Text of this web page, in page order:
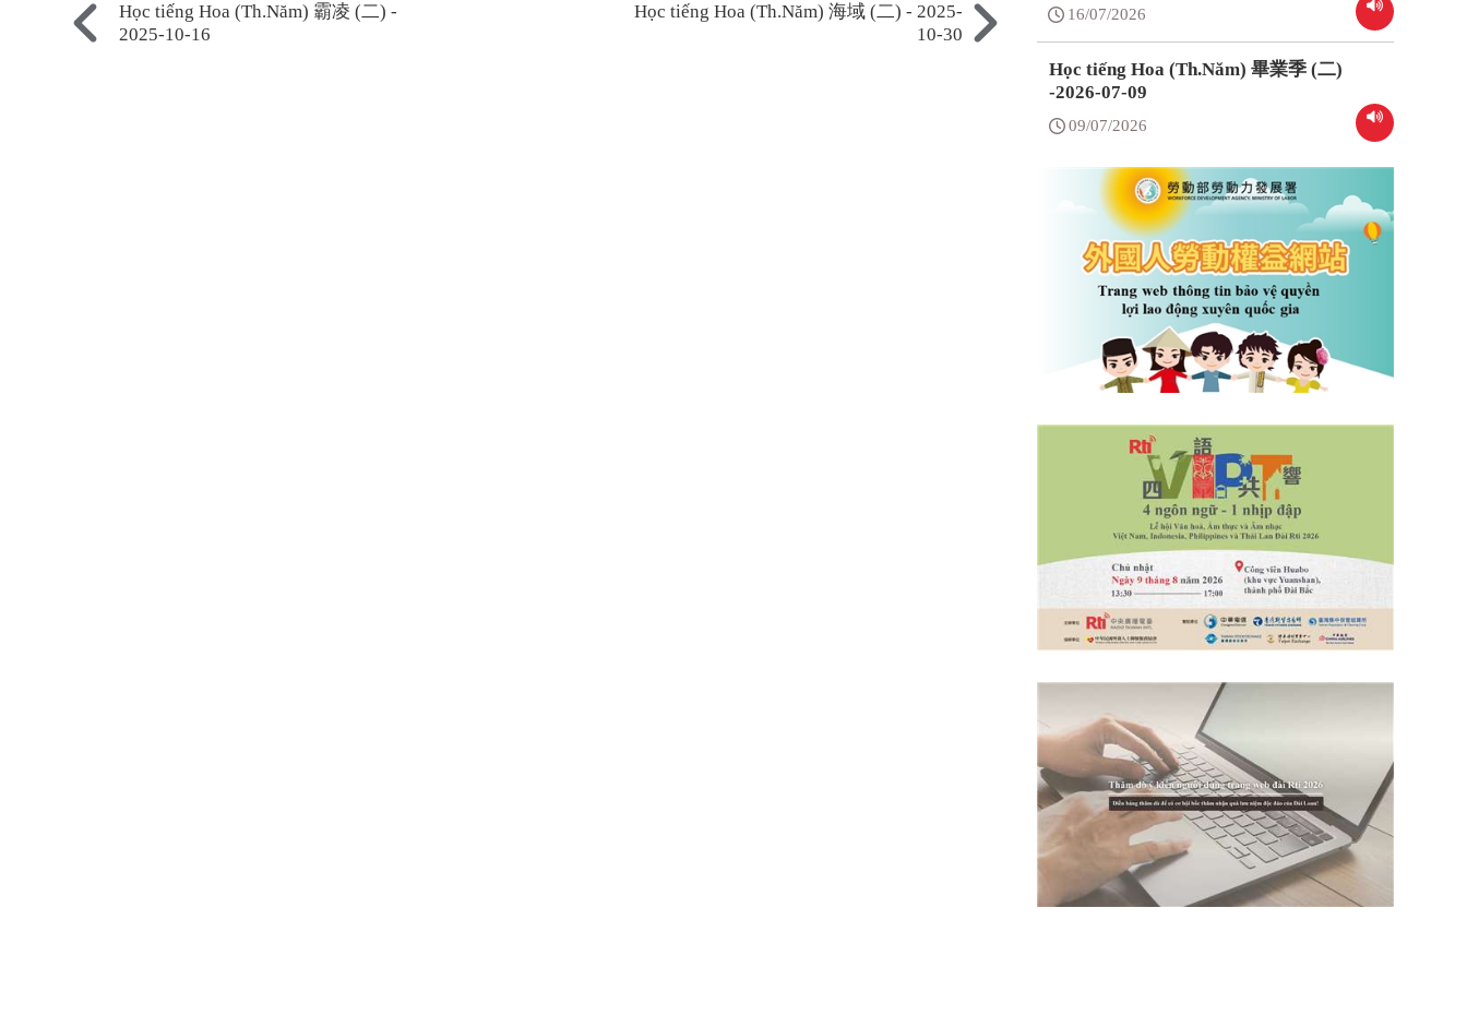
Học tiếng Hoa (Th.Năm) 霸凌 (二) -
2025-10-16
Học tiếng Hoa (Th.Năm) 海域 (二) - 2025-
10-30
16/07/2026
Học tiếng Hoa (Th.Năm) 畢業季 (二)
-2026-07-09
09/07/2026